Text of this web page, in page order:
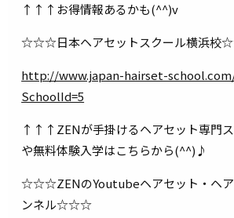
↑↑↑お得情報あるかも(^^)v
☆☆☆日本ヘアセットスクール横浜
http://www.japan-hairset-
SchoolId=5
↑↑↑ZENが手掛けるヘアセット専門
や無料体験入学はこちらから(^^)♪
☆☆☆ZENのYoutubeヘアセット・ヘア
ンネル☆☆☆